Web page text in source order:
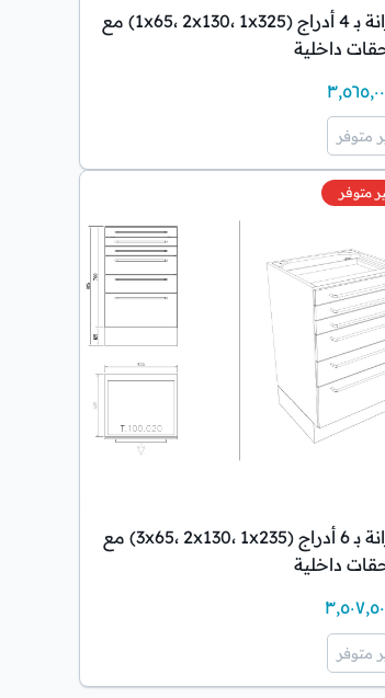
خزانة بـ 4 أدراج (1x65، 2x130، 1x325) مع
داخلية
٣٬٥٦٥٫٠٠
متوفر
متوفر
خزانة بـ 6 أدراج (3x65، 2x130، 1x235) مع
داخلية
٣٬٥٠٧٫٥٠
متوفر